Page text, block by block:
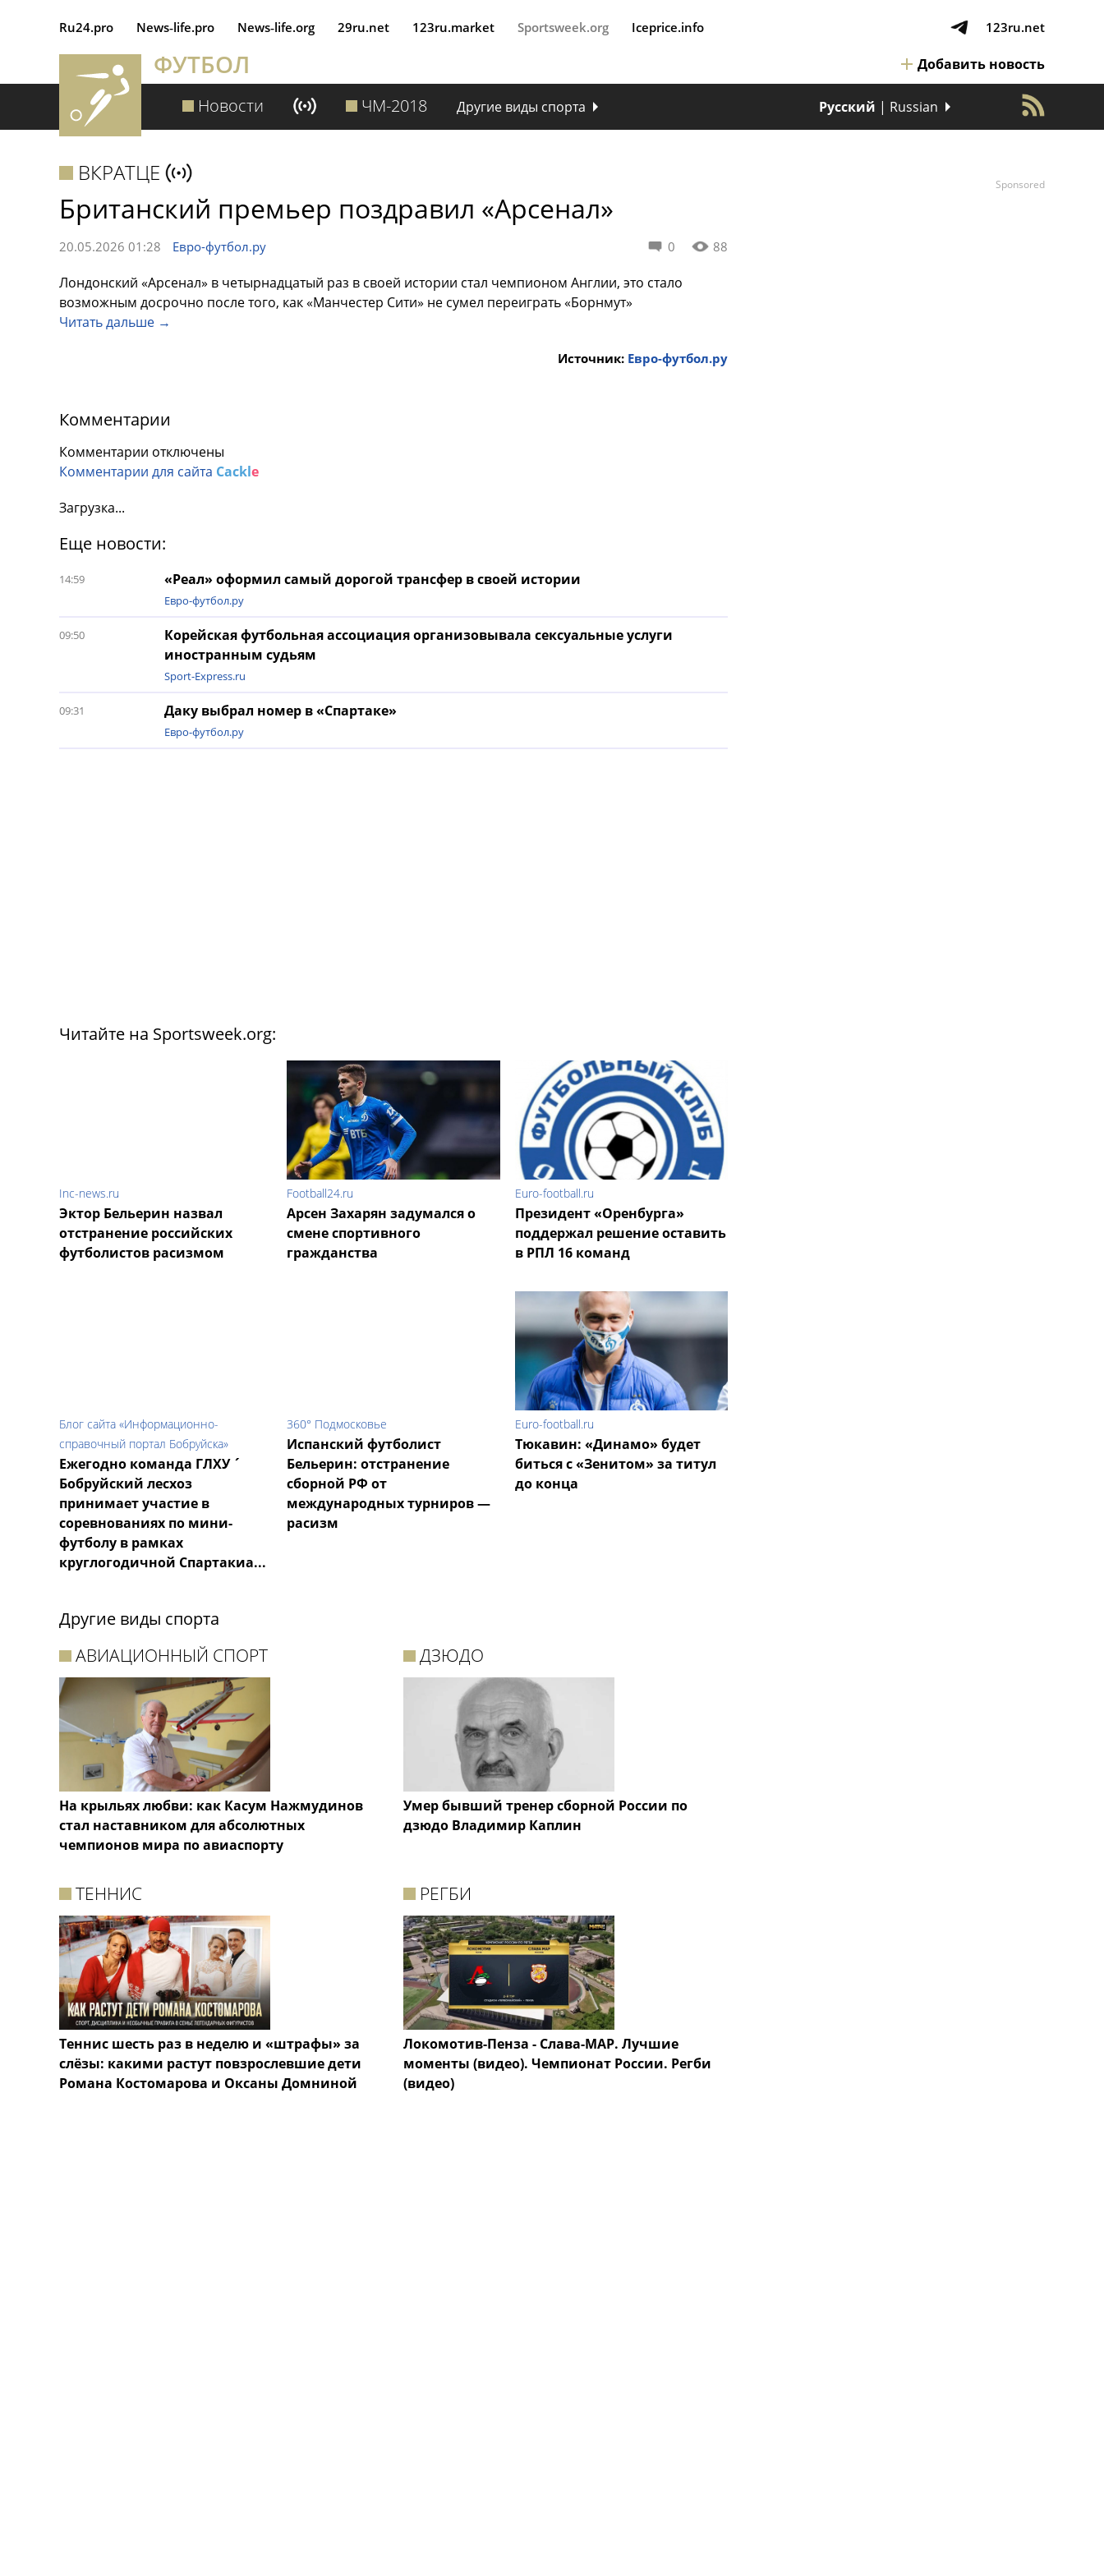
Ru24.pro News‑life.pro News‑life.org 29ru.net 123ru.market Sportsweek.org Iceprice.info 123ru.net
ФУТБОЛ Добавить новость
Новости ЧМ-2018 Другие виды спорта Русский | Russian
ВКРАТЦЕ
Британский премьер поздравил «Арсенал»
0 88
20.05.2026 01:28 Евро-футбол.ру
Лондонский «Арсенал» в четырнадцатый раз в своей истории стал чемпионом Англии, это стало
возможным досрочно после того, как «Манчестер Сити» не сумел переиграть «Борнмут»
Читать дальше →
Источник: Евро-футбол.ру
Комментарии
Комментарии отключены
Комментарии для сайта Cackle
Загрузка...
Еще новости:
«Реал» оформил самый дорогой трансфер в своей истории
14:59
Евро-футбол.ру
Корейская футбольная ассоциация организовывала сексуальные услуги
иностранным судьям
09:50
Sport-Express.ru
Даку выбрал номер в «Спартаке»
09:31
Евро-футбол.ру
Читайте на Sportsweek.org:
Inc-news.ru
Эктор Бельерин назвал
отстранение российских
футболистов расизмом
Football24.ru
Арсен Захарян задумался о
смене спортивного
гражданства
Euro-football.ru
Президент «Оренбурга»
поддержал решение оставить
в РПЛ 16 команд
Блог сайта «Информационно-
справочный портал Бобруйска»
Ежегодно команда ГЛХУ ´
Бобруйский лесхоз
принимает участие в
соревнованиях по мини-
футболу в рамках
круглогодичной Спартакиа...
360° Подмосковье
Испанский футболист
Бельерин: отстранение
сборной РФ от
международных турниров —
расизм
Euro-football.ru
Тюкавин: «Динамо» будет
биться с «Зенитом» за титул
до конца
Другие виды спорта
АВИАЦИОННЫЙ СПОРТ
На крыльях любви: как Касум Нажмудинов
стал наставником для абсолютных
чемпионов мира по авиаспорту
ДЗЮДО
Умер бывший тренер сборной России по
дзюдо Владимир Каплин
ТЕННИС
Теннис шесть раз в неделю и «штрафы» за
слёзы: какими растут повзрослевшие дети
Романа Костомарова и Оксаны Домниной
РЕГБИ
Локомотив-Пенза - Слава-МАР. Лучшие
моменты (видео). Чемпионат России. Регби
(видео)
Sponsored